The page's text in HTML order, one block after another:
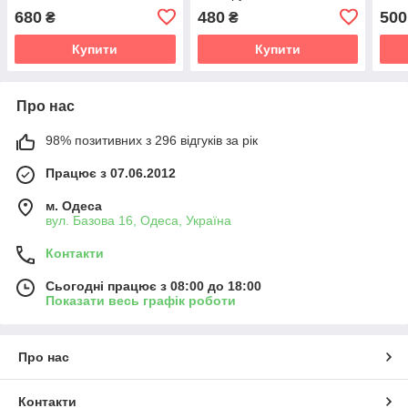
680 ₴
Купити
480₴
Купити
500
Про нас
98% позитивних з 296 відгуків за рік
Працює з 07.06.2012
м. Одеса
вул. Базова 16, Одеса, Україна
Контакти
Сьогодні працює з 08:00 до 18:00
Показати весь графік роботи
Про нас
Контакти